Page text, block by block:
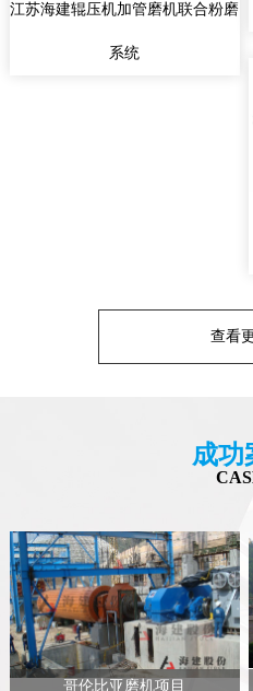
江苏海建辊压机加管磨机联合粉磨
系统
查看
成功
哥伦比亚磨机项目